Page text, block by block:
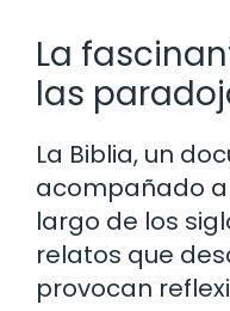
La
las
La Biblia, un
acompañado
largo de los
relatos que
provocan